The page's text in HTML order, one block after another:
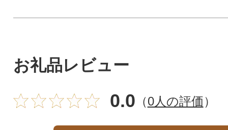
お礼品レビュー
0.0 （0人の評価）